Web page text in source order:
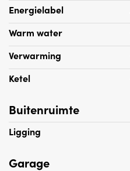
Energielabel
Warm water
Verwarming
Ketel
Buitenruimte
Ligging
Garage